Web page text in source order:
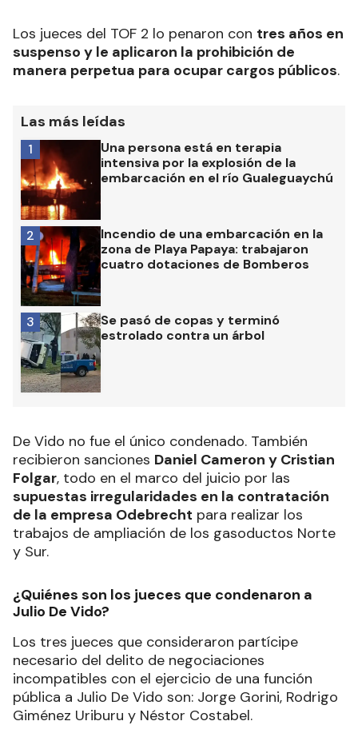
Los jueces del TOF 2 lo penaron con tres años en
suspenso y le aplicaron la prohibición de
manera perpetua para ocupar cargos públicos.
Las más leídas
Una persona está en terapia
intensiva por la explosión de la
embarcación en el río Gualeguaychú
1
Incendio de una embarcación en la
zona de Playa Papaya: trabajaron
cuatro dotaciones de Bomberos
2
Se pasó de copas y terminó
estrolado contra un árbol
3
De Vido no fue el único condenado. También
recibieron sanciones Daniel Cameron y Cristian
Folgar, todo en el marco del juicio por las
supuestas irregularidades en la contratación
de la empresa Odebrecht para realizar los
trabajos de ampliación de los gasoductos Norte
y Sur.
¿Quiénes son los jueces que condenaron a
Julio De Vido?
Los tres jueces que consideraron partícipe
necesario del delito de negociaciones
incompatibles con el ejercicio de una función
pública a Julio De Vido son: Jorge Gorini, Rodrigo
Giménez Uriburu y Néstor Costabel.